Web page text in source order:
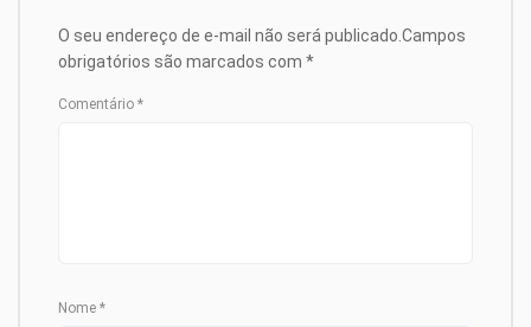
O seu endereço de e-mail não será publicado. Campos
obrigatórios são marcados com *
Comentário *
Nome *